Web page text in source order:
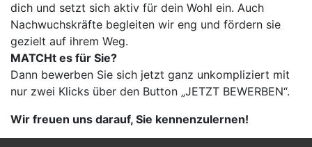
dich und setzt sich aktiv für dein Wohl ein. Auch
Nachwuchskräfte begleiten wir eng und fördern sie
gezielt auf ihrem Weg.
MATCHt es für Sie?
Dann bewerben Sie sich jetzt ganz unkompliziert mit
nur zwei Klicks über den Button „JETZT BEWERBEN“.
Wir freuen uns darauf, Sie kennenzulernen!